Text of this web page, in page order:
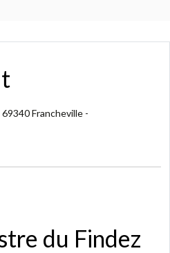
Francheville -
du Findez